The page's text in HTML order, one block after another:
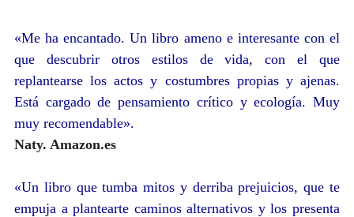
«Me ha encantado. Un libro ameno e interesante con el
que descubrir otros estilos de vida, con el que
replantearse los actos y costumbres propias y ajenas.
Está cargado de pensamiento crítico y ecología. Muy
muy recomendable».
Naty. Amazon.es
«Un libro que tumba mitos y derriba prejuicios, que te
empuja a plantearte caminos alternativos y los presenta